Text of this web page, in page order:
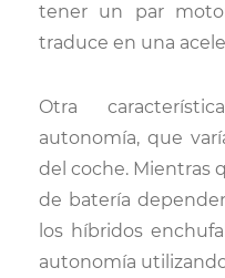
tener un par
traduce en una
Otra
autonomía, que
del coche. Mientras
de batería
los híbridos
autonomía